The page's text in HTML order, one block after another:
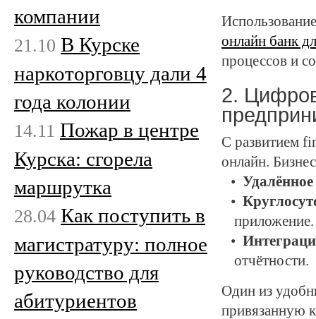
онлайн банк
процессов и
2.
С развитием
онлайн.
приложение.
отчётности.
Один из
привязанную
компании
21.10 В Курске
наркоторговцу дали 4
года колонии
14.11 Пожар в центре
Курска: сгорела
маршрутка
28.04 Как поступить в
магистратуру: полное
руководство для
абитуриентов